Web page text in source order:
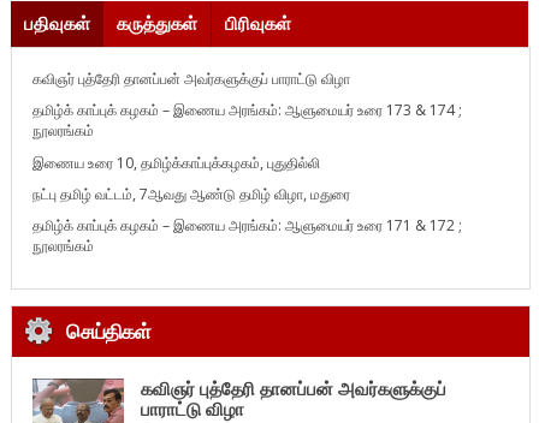
பதிவுகள் கருத்துகள் பிரிவுகள்
கவிஞர் புத்தேரி தானப்பன் அவர்களுக்குப் பாராட்டு விழா
தமிழ்க் காப்புக் கழகம் – இணைய அரங்கம்: ஆளுமையர் உரை 173 & 174 ;
நூலரங்கம்
இணைய உரை 10, தமிழ்க்காப்புக்கழகம், புதுதில்லி
நட்பு தமிழ் வட்டம், 7ஆவது ஆண்டு தமிழ் விழா, மதுரை
தமிழ்க் காப்புக் கழகம் – இணைய அரங்கம்: ஆளுமையர் உரை 171 & 172 ;
நூலரங்கம்
செய்திகள்
கவிஞர் புத்தேரி தானப்பன் அவர்களுக்குப்
பாராட்டு விழா